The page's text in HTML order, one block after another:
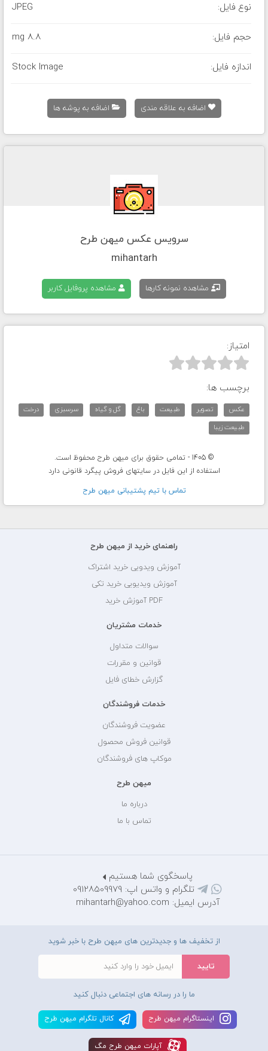
نوع فایل: JPEG
حجم فایل: 8.8 mg
اندازه فایل: Stock Image
اضافه به علاقه مندی اضافه به پوشه ها
سرویس عکس میهن طرح
mihantarh
مشاهده نمونه کارها مشاهده پروفایل کاربر
امتیاز:



برچسب ها:
عکس تصویر طبیعت باغ گل و گیاه سرسبزی
درخت
طبیعت زیبا
© 1405 - تمامی حقوق برای میهن طرح محفوظ است.
استفاده از این فایل در سایتهای فروش پیگرد قانونی دارد
تماس با تيم پشتيبانی ميهن طرح
راهنمای خرید از میهن طرح
آموزش ویدویی خرید اشتراک
آموزش ویدیویی خرید تکی
PDF آموزش خرید
خدمات مشتریان
سوالات متداول
قوانین و مقررات
گزارش خطای فایل
خدمات فروشندگان
عضویت فروشندگان
قوانین فروش محصول
موکاپ های فروشندگان
میهن طرح
درباره ما
تماس با ما
پاسخگوی شما هستیم
تلگرام و واتس اپ: 09128509979
آدرس ایمیل: mihantarh@yahoo.com
از تخفیف ها و جدیدترین های میهن طرح با خبر شوید
ما را در رسانه های اجتماعی دنبال کنید
اينستاگرام ميهن طرح کانال تلگرام ميهن طرح
آپارات ميهن طرح مگ